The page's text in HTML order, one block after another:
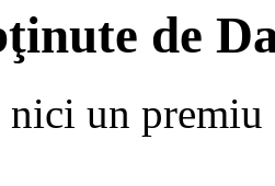
de
un premiu